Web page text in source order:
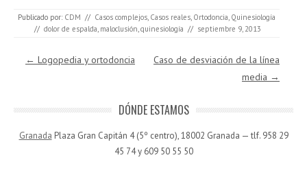
Publicado por: CDM // Casos complejos Casos reales Ortodoncia Quinesiología
// dolor de espalda maloclusión quinesiología // septiembre 9, 2013
Navegación de entradas
← Logopedia y ortodoncia
Caso de desviación de la línea
media →
DÓNDE ESTAMOS
Granada Plaza Gran Capitán 4 (5º centro), 18002 Granada — tlf. 958 29
45 74 y 609 50 55 50